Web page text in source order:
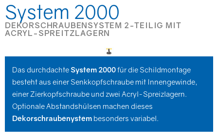
System 2000
DEKORSCHRAUBENSYSTEM 2-TEILIG MIT
ACRYL-SPREITZLAGERN
Das durchdachteSystem 2000für die Schildmontage
besteht aus einer Senkkopfschraube mit Innengewinde,
einer Zierkopfschraube und zwei Acryl-Spreizlagern.
Optionale Abstandshülsen machen dieses
Dekorschraubenystem besonders variabel.